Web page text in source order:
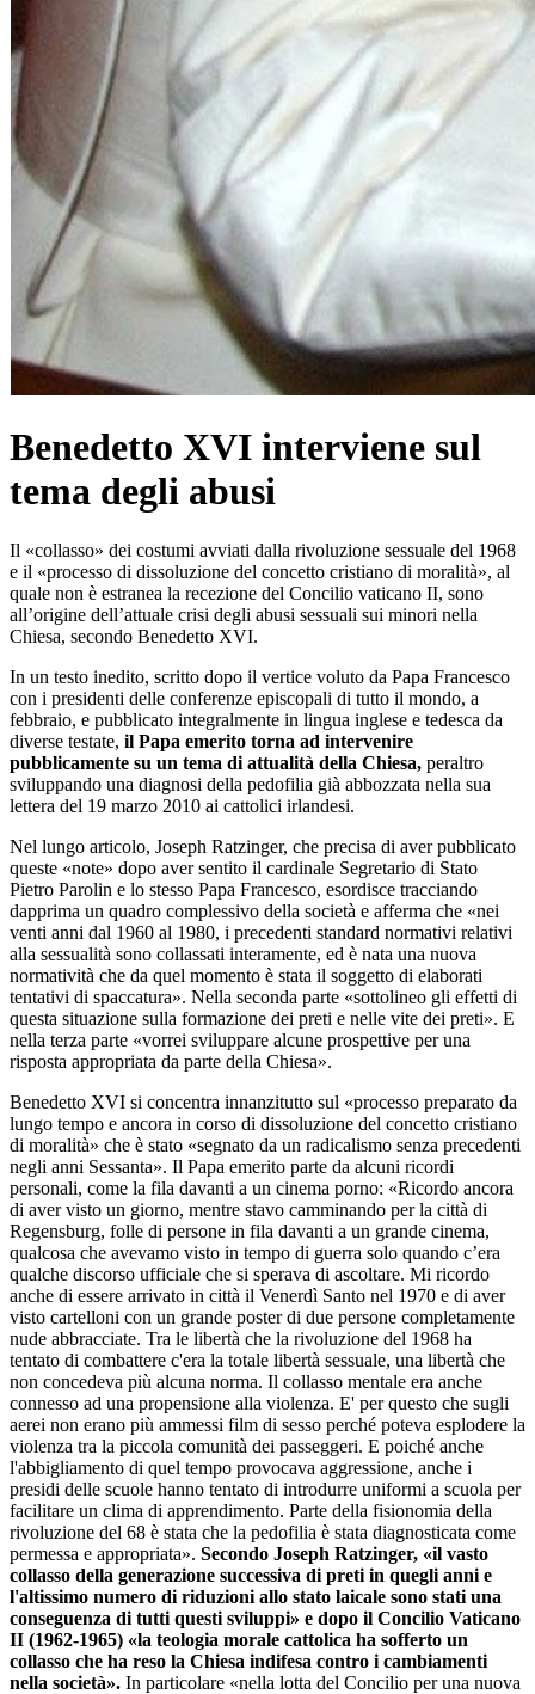
Benedetto XVI interviene sul
tema degli abusi
Il «collasso» dei costumi avviati dalla rivoluzione sessuale del 1968
e il «processo di dissoluzione del concetto cristiano di moralità», al
quale non è estranea la recezione del Concilio vaticano II, sono
all’origine dell’attuale crisi degli abusi sessuali sui minori nella
Chiesa, secondo Benedetto XVI.
In un testo inedito, scritto dopo il vertice voluto da Papa Francesco
con i presidenti delle conferenze episcopali di tutto il mondo, a
febbraio, e pubblicato integralmente in lingua inglese e tedesca da
diverse testate, il Papa emerito torna ad intervenire
pubblicamente su un tema di attualità della Chiesa, peraltro
sviluppando una diagnosi della pedofilia già abbozzata nella sua
lettera del 19 marzo 2010 ai cattolici irlandesi.
Nel lungo articolo, Joseph Ratzinger, che precisa di aver pubblicato
queste «note» dopo aver sentito il cardinale Segretario di Stato
Pietro Parolin e lo stesso Papa Francesco, esordisce tracciando
dapprima un quadro complessivo della società e afferma che «nei
venti anni dal 1960 al 1980, i precedenti standard normativi relativi
alla sessualità sono collassati interamente, ed è nata una nuova
normatività che da quel momento è stata il soggetto di elaborati
tentativi di spaccatura». Nella seconda parte «sottolineo gli effetti di
questa situazione sulla formazione dei preti e nelle vite dei preti». E
nella terza parte «vorrei sviluppare alcune prospettive per una
risposta appropriata da parte della Chiesa».
Benedetto XVI si concentra innanzitutto sul «processo preparato da
lungo tempo e ancora in corso di dissoluzione del concetto cristiano
di moralità» che è stato «segnato da un radicalismo senza precedenti
negli anni Sessanta». Il Papa emerito parte da alcuni ricordi
personali, come la fila davanti a un cinema porno: «Ricordo ancora
di aver visto un giorno, mentre stavo camminando per la città di
Regensburg, folle di persone in fila davanti a un grande cinema,
qualcosa che avevamo visto in tempo di guerra solo quando c’era
qualche discorso ufficiale che si sperava di ascoltare. Mi ricordo
anche di essere arrivato in città il Venerdì Santo nel 1970 e di aver
visto cartelloni con un grande poster di due persone completamente
nude abbracciate. Tra le libertà che la rivoluzione del 1968 ha
tentato di combattere c'era la totale libertà sessuale, una libertà che
non concedeva più alcuna norma. Il collasso mentale era anche
connesso ad una propensione alla violenza. E' per questo che sugli
aerei non erano più ammessi film di sesso perché poteva esplodere la
violenza tra la piccola comunità dei passeggeri. E poiché anche
l'abbigliamento di quel tempo provocava aggressione, anche i
presidi delle scuole hanno tentato di introdurre uniformi a scuola per
facilitare un clima di apprendimento. Parte della fisionomia della
rivoluzione del 68 è stata che la pedofilia è stata diagnosticata come
permessa e appropriata». Secondo Joseph Ratzinger, «il vasto
collasso della generazione successiva di preti in quegli anni e
l'altissimo numero di riduzioni allo stato laicale sono stati una
conseguenza di tutti questi sviluppi» e dopo il Concilio Vaticano
II (1962-1965) «la teologia morale cattolica ha sofferto un
collasso che ha reso la Chiesa indifesa contro i cambiamenti
nella società». In particolare «nella lotta del Concilio per una nuova